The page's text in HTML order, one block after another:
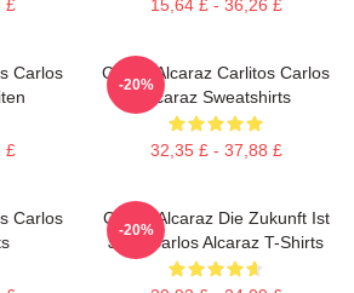
£ 15,64 £ - 36,26 £
Carlos
£
Carlos Alcaraz Carlitos Carlos
Alcaraz Sweatshirts
32,35 £ - 37,88 £
-20%
Carlos
Carlos Alcaraz Die Zukunft Ist
Jetzt Carlos Alcaraz T-Shirts
-20%